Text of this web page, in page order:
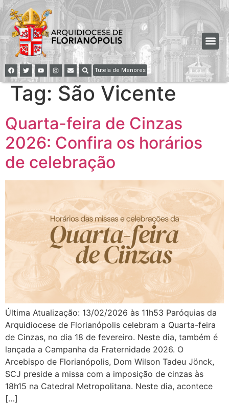
Tutela de Menores
Tag: São Vicente
Quarta-feira de Cinzas
2026: Confira os horários
de celebração
Última Atualização: 13/02/2026 às 11h53 Paróquias da
Arquidiocese de Florianópolis celebram a Quarta-feira
de Cinzas, no dia 18 de fevereiro. Neste dia, também é
lançada a Campanha da Fraternidade 2026. O
Arcebispo de Florianópolis, Dom Wilson Tadeu Jönck,
SCJ preside a missa com a imposição de cinzas às
18h15 na Catedral Metropolitana. Neste dia, acontece
[…]